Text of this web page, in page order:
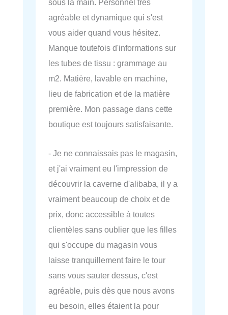
sous la main. Personnel très
agréable et dynamique qui s'est
vous aider quand vous hésitez.
Manque toutefois d'informations sur
les tubes de tissu : grammage au
m2. Matière, lavable en machine,
lieu de fabrication et de la matière
première. Mon passage dans cette
boutique est toujours satisfaisante.
- Je ne connaissais pas le magasin,
et j'ai vraiment eu l'impression de
découvrir la caverne d'alibaba, il y a
vraiment beaucoup de choix et de
prix, donc accessible à toutes
clientèles sans oublier que les filles
qui s'occupe du magasin vous
laisse tranquillement faire le tour
sans vous sauter dessus, c'est
agréable, puis dès que nous avons
eu besoin, elles étaient la pour